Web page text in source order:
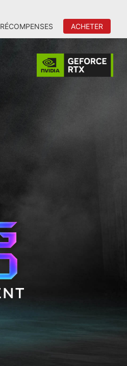
RÉCOMPENSES ACHETER